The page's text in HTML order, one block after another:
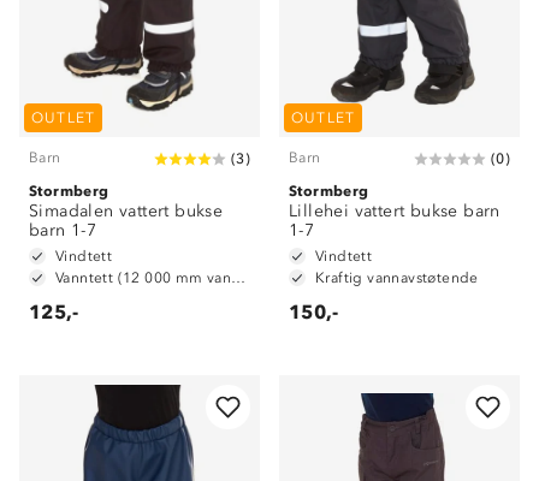
OUTLET
Barn (3)
Stormberg
Simadalen vattert bukse
barn 1-7
Vindtett
Vanntett (12 000 mm vannsøyle)
125,-
OUTLET
Barn (0)
Stormberg
Lillehei vattert bukse barn
1-7
Vindtett
Kraftig vannavstøtende
150,-